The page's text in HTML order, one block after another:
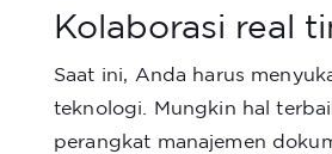
Kolaborasi real
Saat ini, Anda harus
teknologi. Mungkin hal
perangkat manajemen